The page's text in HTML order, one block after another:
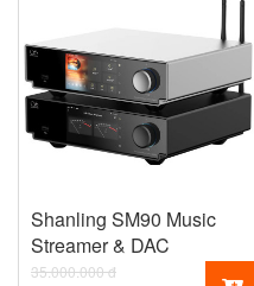
Shanling SM90 Music
Streamer & DAC
35.000.000 đ